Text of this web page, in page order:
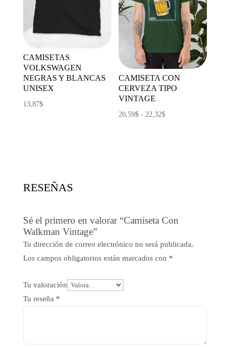
CAMISETAS
VOLKSWAGEN
NEGRAS Y BLANCAS
UNISEX
13,87$
CAMISETA CON
CERVEZA TIPO
VINTAGE
20,59$ - 22,32$Rango
RESEÑAS
Sé el primero en valorar “Camiseta Con
Walkman Vintage”
Tu dirección de correo electrónico no será publicada.
Los campos obligatorios están marcados con *
Tu valoración
Tu reseña *